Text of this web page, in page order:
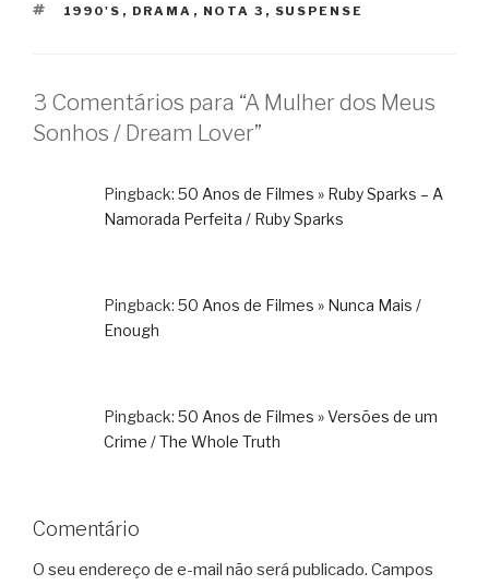
TAGS
1990'S , DRAMA , NOTA 3 , SUSPENSE
3 Comentários para “A Mulher dos Meus
Sonhos / Dream Lover”
Pingback: 50 Anos de Filmes » Ruby Sparks – A
Namorada Perfeita / Ruby Sparks
Pingback: 50 Anos de Filmes » Nunca Mais /
Enough
Pingback: 50 Anos de Filmes » Versões de um
Crime / The Whole Truth
Comentário
O seu endereço de e-mail não será publicado. Campos